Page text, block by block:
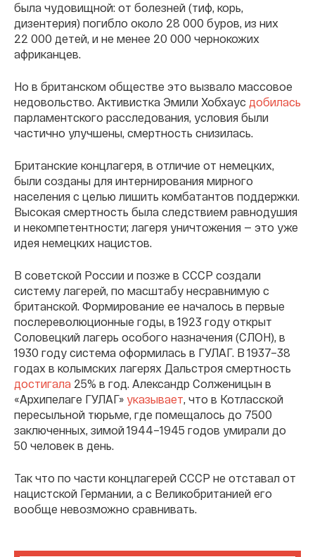
была чудовищной: от болезней (тиф, корь,
дизентерия) погибло около 28 000 буров, из них
22 000 детей, и не менее 20 000 чернокожих
африканцев.
Но в британском обществе это вызвало массовое
недовольство. Активистка Эмили Хобхаус добилась
парламентского расследования, условия были
частично улучшены, смертность снизилась.
Британские концлагеря, в отличие от немецких,
были созданы для интернирования мирного
населения с целью лишить комбатантов поддержки.
Высокая смертность была следствием равнодушия
и некомпетентности; лагеря уничтожения — это уже
идея немецких нацистов.
В советской России и позже в СССР создали
систему лагерей, по масштабу несравнимую с
британской. Формирование ее началось в первые
послереволюционные годы, в 1923 году открыт
Соловецкий лагерь особого назначения (СЛОН), в
1930 году система оформилась в ГУЛАГ. В 1937–38
годах в колымских лагерях Дальстроя смертность
достигала 25% в год. Александр Солженицын в
«Архипелаге ГУЛАГ» указывает, что в Котласской
пересыльной тюрьме, где помещалось до 7500
заключенных, зимой 1944–1945 годов умирали до
50 человек в день.
Так что по части концлагерей СССР не отставал от
нацистской Германии, а с Великобританией его
вообще невозможно сравнивать.